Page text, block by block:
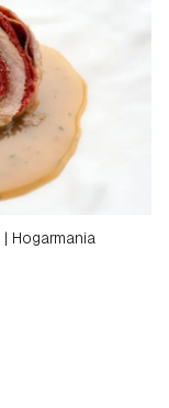
| Hogarmania